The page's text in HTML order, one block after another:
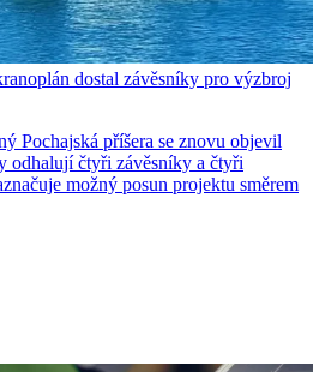
dostal závěsníky pro výzbroj
Pochajská příšera se znovu objevil
odhalují čtyři závěsníky a čtyři
možný posun projektu směrem